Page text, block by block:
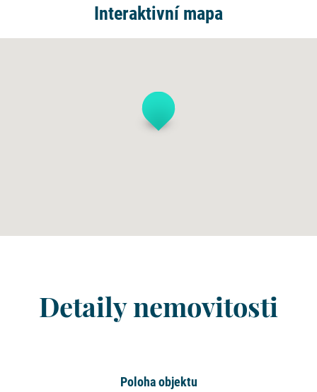
Interaktivní mapa
Detaily nemovitosti
Poloha objektu